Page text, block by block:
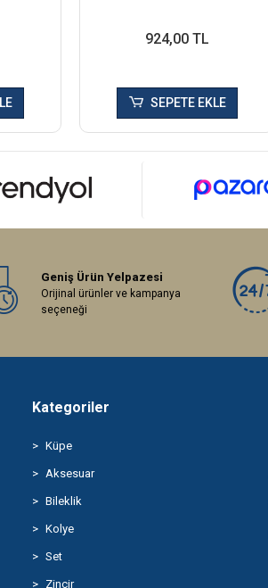
924,00 TL
SEPETE EKLE
Geniş Ürün Yelpazesi
Orijinal ürünler ve kampanya
seçeneği
Kategoriler
Küpe
Aksesuar
Bileklik
Kolye
Set
Zincir